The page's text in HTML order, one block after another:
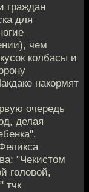
граждан
для
чем
колбасы и
накормят
очередь
делая
"Чекистом
головой,
тчк